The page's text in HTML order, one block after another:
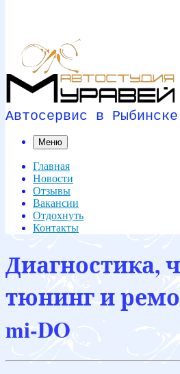
Автосервис в Рыбинске
Меню
Главная
Новости
Отзывы
Вакансии
Отдохнуть
Контакты
Диагностика,
тюнинг и
mi-DO